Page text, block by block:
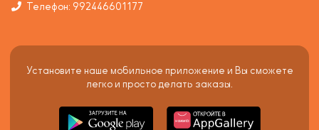
Телефон: 992446601177
Установите наше мобильное приложение и Вы сможете
легко и просто делать заказы.